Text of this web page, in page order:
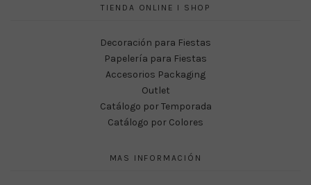
TIENDA ONLINE I SHOP
Decoración para Fiestas
Papelería para Fiestas
Accesorios Packaging
Outlet
Catálogo por Temporada
Catálogo por Colores
MAS INFORMACIÓN